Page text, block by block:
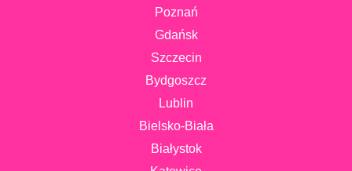
Poznań
Gdańsk
Szczecin
Bydgoszcz
Lublin
Bielsko-Biała
Białystok